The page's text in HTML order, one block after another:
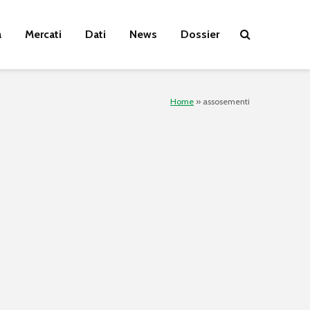
Mercati Dati News Dossier
Home » assosementi